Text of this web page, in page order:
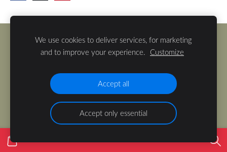
Slapukai
Pristatymas Pirkimas
We use cookies to deliver services, for marketing
and to improve your experience. Customize
Accept all
Accept only essential